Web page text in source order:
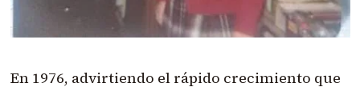
En 1976, advirtiendo el rápido crecimiento que